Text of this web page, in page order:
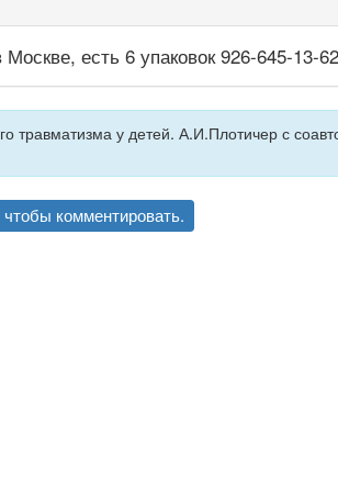
есть 6 упаковок 926-645-13-62
травматизма у детей. А.И.Плотичер с
чтобы комментировать.